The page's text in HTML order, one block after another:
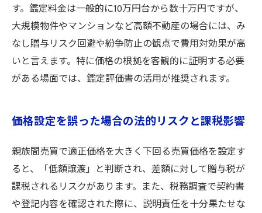
す。鑑定料金は一般的に10万円台から数十万円ですが、
大規模物件やマンションなど高額不動産の場合には、み
なし贈与リスク回避や紛争防止の観点で費用対効果が高
いと言えます。特に価格の根拠を客観的に証明する必要
がある場面では、鑑定評価書の活用が推奨されます。
価格設定を誤った場合の法的リスクと課税影響
親族間売買で適正価格を大きく下回る売買価格を設定す
ると、「低額譲渡」と判断され、差額に対して贈与税が
課税されるリスクがあります。また、税務調査で契約書
や登記内容を確認された際に、説明責任を十分果たせな